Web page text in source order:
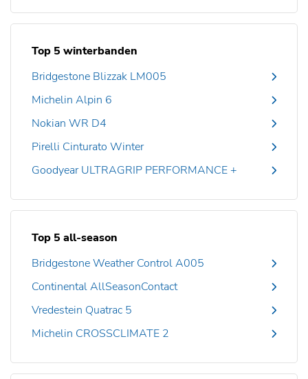
Top 5 winterbanden
Bridgestone Blizzak LM005
Michelin Alpin 6
Nokian WR D4
Pirelli Cinturato Winter
Goodyear ULTRAGRIP PERFORMANCE +
Top 5 all-season
Bridgestone Weather Control A005
Continental AllSeasonContact
Vredestein Quatrac 5
Michelin CROSSCLIMATE 2